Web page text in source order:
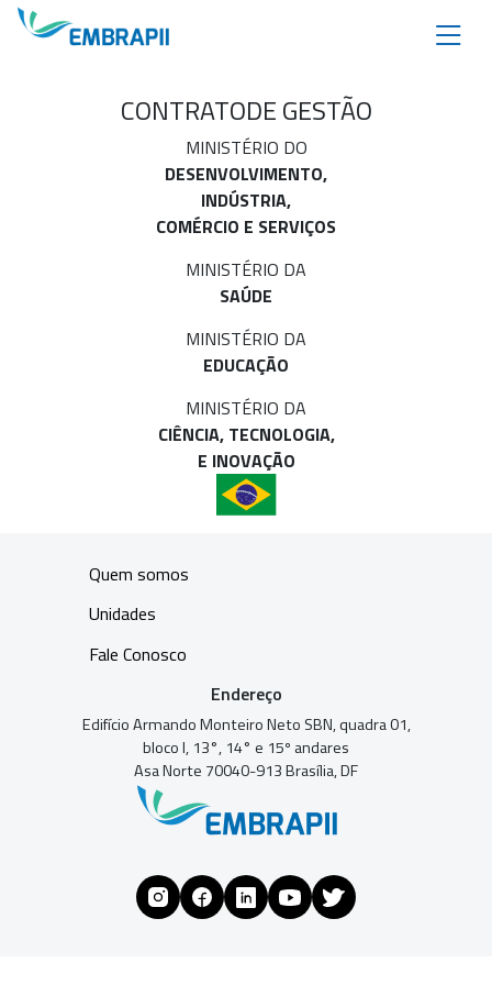
CONTRATODE GESTÃO
MINISTÉRIO DO
DESENVOLVIMENTO,
INDÚSTRIA,
COMÉRCIO E SERVIÇOS
MINISTÉRIO DA
SAÚDE
MINISTÉRIO DA
EDUCAÇÃO
MINISTÉRIO DA
CIÊNCIA, TECNOLOGIA,
E INOVAÇÃO
Quem somos
Unidades
Fale Conosco
Endereço
Edifício Armando Monteiro Neto SBN, quadra 01,
bloco I, 13°, 14° e 15º andares
Asa Norte 70040-913 Brasília, DF